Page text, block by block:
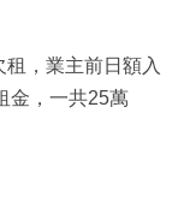
，業主前日額入
金，一共25萬